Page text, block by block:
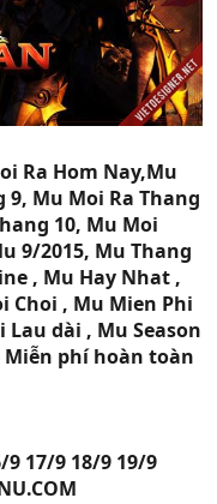
Ra Hom Nay,Mu
9, Mu Moi Ra Thang
10, Mu Moi
9/2015, Mu Thang
, Mu Hay Nhat ,
Choi , Mu Mien Phi
dài , Mu Season
Miễn phí hoàn toàn
9 17/9 18/9 19/9